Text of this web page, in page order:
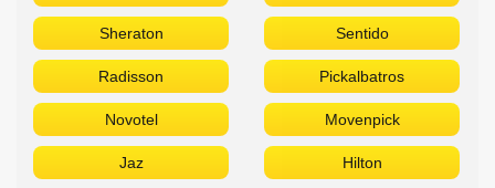
Sheraton Sentido
Radisson Pickalbatros
Novotel Movenpick
Jaz Hilton